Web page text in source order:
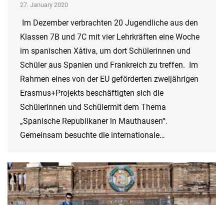
27. January 2020
Im Dezember verbrachten 20 Jugendliche aus den
Klassen 7B und 7C mit vier Lehrkräften eine Woche
im spanischen Xàtiva, um dort Schülerinnen und
Schüler aus Spanien und Frankreich zu treffen. Im
Rahmen eines von der EU geförderten zweijährigen
Erasmus+Projekts beschäftigten sich die
Schülerinnen und Schülermit dem Thema
„Spanische Republikaner in Mauthausen“.
Gemeinsam besuchte die internationale…